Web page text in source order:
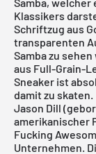
Klassikers
Schriftzug aus
transparenten
Samba zu
aus Full-Grain-
Sneaker ist
damit zu skaten.
Jason Dill
amerikanischer
Fucking
Unternehmen.